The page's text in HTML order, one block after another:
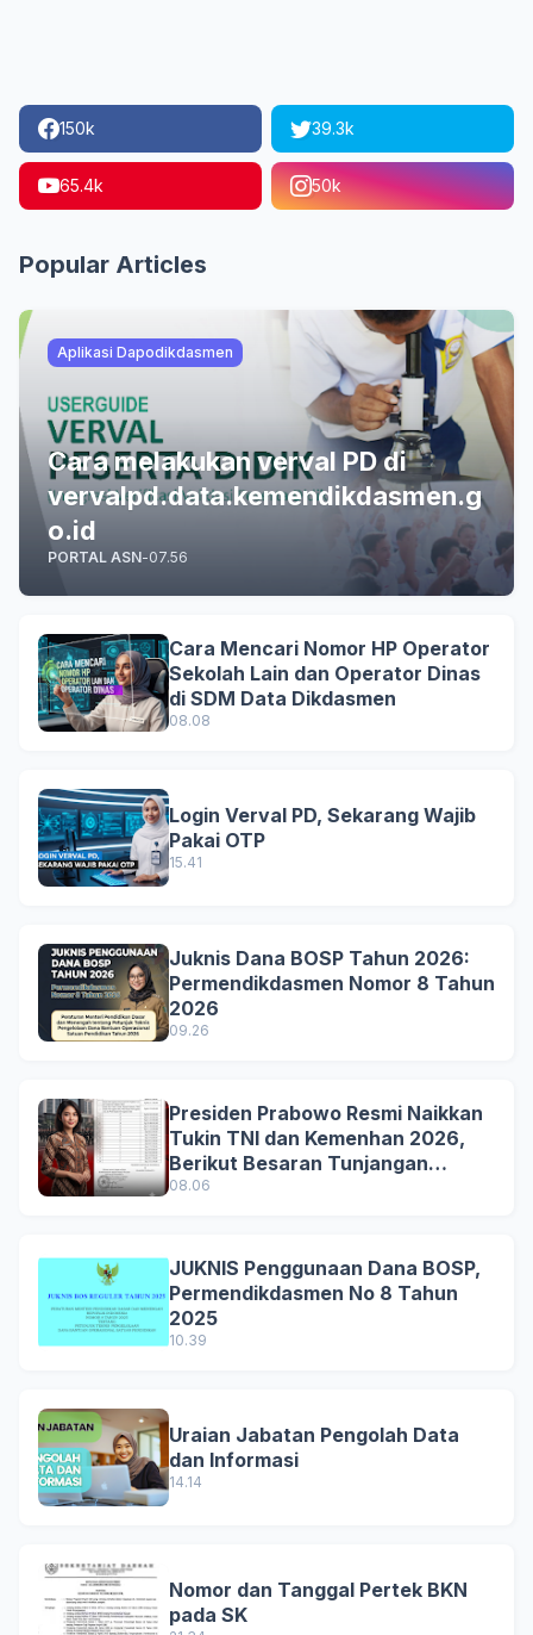
150k 39.3k
65.4k 50k
Popular Articles
Aplikasi Dapodikdasmen
Cara melakukan verval PD di
vervalpd.data.kemendikdasmen.g
o.id
PORTAL ASN-07.56
Cara Mencari Nomor HP Operator
Sekolah Lain dan Operator Dinas
di SDM Data Dikdasmen
08.08
Login Verval PD, Sekarang Wajib
Pakai OTP
15.41
Juknis Dana BOSP Tahun 2026:
Permendikdasmen Nomor 8 Tahun
2026
09.26
Presiden Prabowo Resmi Naikkan
Tukin TNI dan Kemenhan 2026,
Berikut Besaran Tunjangan
Terbaru
08.06
JUKNIS Penggunaan Dana BOSP,
Permendikdasmen No 8 Tahun
2025
10.39
Uraian Jabatan Pengolah Data
dan Informasi
14.14
Nomor dan Tanggal Pertek BKN
pada SK